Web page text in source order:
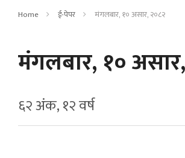
Home ई-पेपर मंगलबार, १० असार, २०८२
मंगलबार, १०
६२ अंक, १२ वर्ष